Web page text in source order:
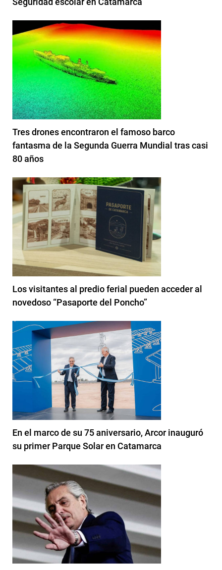
Tres drones encontraron el famoso barco
fantasma de la Segunda Guerra Mundial tras casi
80 años
Los visitantes al predio ferial pueden acceder al
novedoso “Pasaporte del Poncho”
En el marco de su 75 aniversario, Arcor inauguró
su primer Parque Solar en Catamarca